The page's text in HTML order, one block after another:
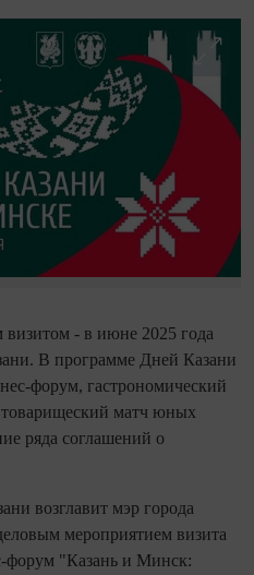
визитом - в июне 2025 года
В программе Дней Казани
форум, гастрономический
матч юных
ряда соглашений о
возглавит мэр города
мероприятием визита
форум "Казань и Минск: